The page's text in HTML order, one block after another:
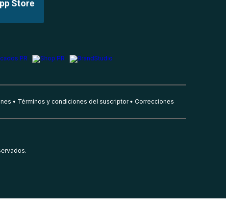
Store
Términos y condiciones del suscriptor Correcciones